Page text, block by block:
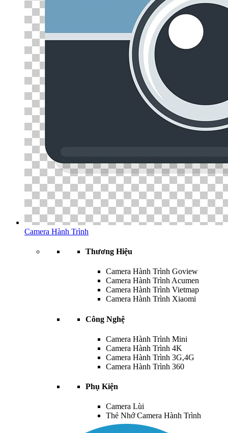
Camera Hành Trình
Thương Hiệu
Camera Hành Trình Goview
Camera Hành Trình Acumen
Camera Hành Trình Vietmap
Camera Hành Trình Xiaomi
Công Nghệ
Camera Hành Trình Mini
Camera Hành Trình 4K
Camera Hành Trình 3G,4G
Camera Hành Trình 360
Phụ Kiện
Camera Lùi
Thẻ Nhớ Camera Hành Trình